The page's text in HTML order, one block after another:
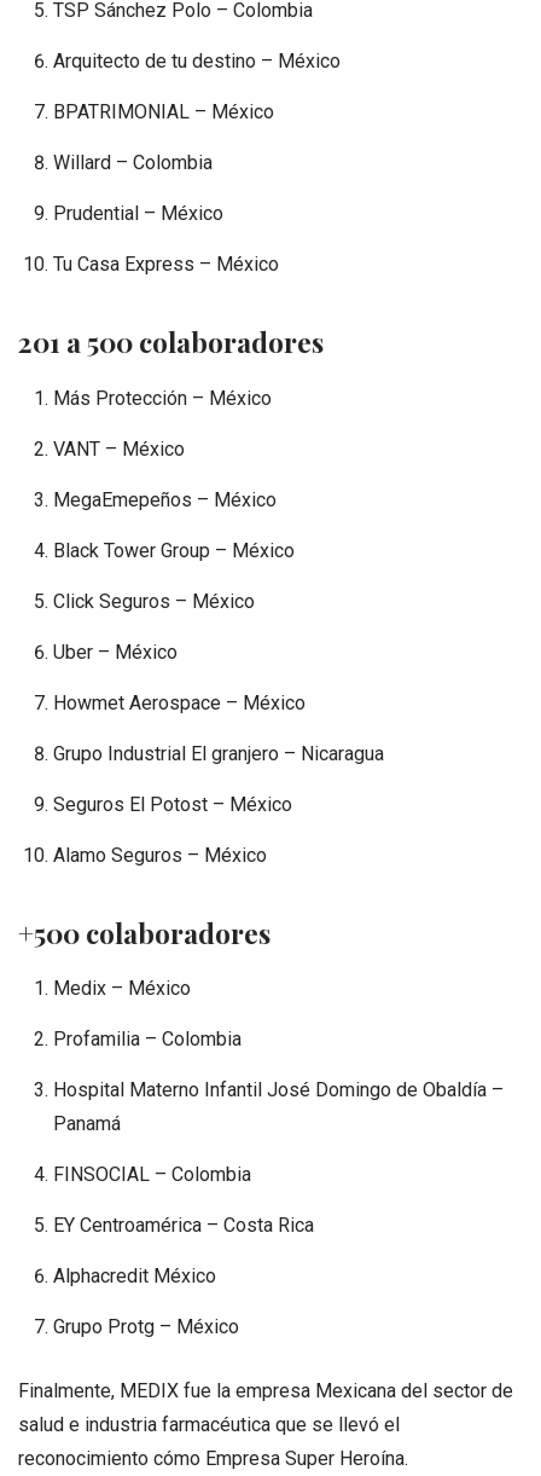
TSP Sánchez Polo – Colombia
Arquitecto de tu destino – México
BPATRIMONIAL – México
Willard – Colombia
Prudential – México
Tu Casa Express – México
201 a 500 colaboradores
Más Protección – México
VANT – México
MegaEmepeños – México
Black Tower Group – México
Click Seguros – México
Uber – México
Howmet Aerospace – México
Grupo Industrial El granjero – Nicaragua
Seguros El Potost – México
Alamo Seguros – México
+500 colaboradores
Medix – México
Profamilia – Colombia
Hospital Materno Infantil José Domingo de Obaldía –
Panamá
FINSOCIAL – Colombia
EY Centroamérica – Costa Rica
Alphacredit México
Grupo Protg – México
Finalmente, MEDIX fue la empresa Mexicana del sector de
salud e industria farmacéutica que se llevó el
reconocimiento cómo Empresa Super Heroína.